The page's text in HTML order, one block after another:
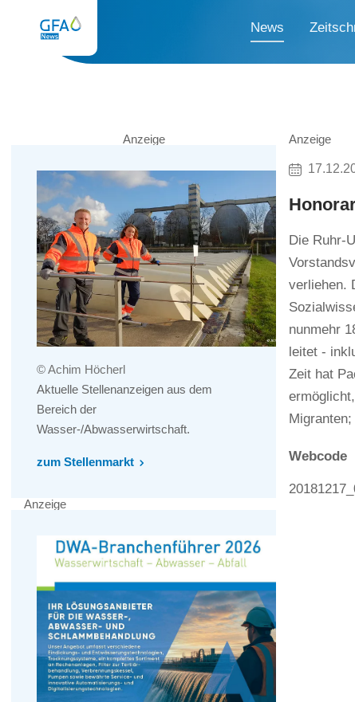
News
Anzeige
Die Ruhr-
verliehen.
nunmehr
leitet -
Zeit hat
Webcode
Anzeige
© Achim Höcherl
Aktuelle Stellenanzeigen aus dem
Bereich der
Wasser-/Abwasserwirtschaft.
zum Stellenmarkt
Anzeige